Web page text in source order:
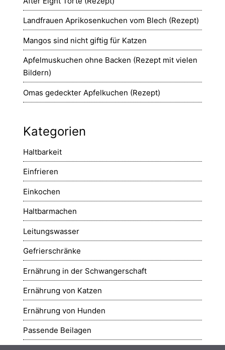
Landfrauen Aprikosenkuchen vom Blech (Rezept)
Mangos sind nicht giftig für Katzen
Apfelmuskuchen ohne Backen (Rezept mit vielen
Bildern)
Omas gedeckter Apfelkuchen (Rezept)
Kategorien
Haltbarkeit
Einfrieren
Einkochen
Haltbarmachen
Leitungswasser
Gefrierschränke
Ernährung in der Schwangerschaft
Ernährung von Katzen
Ernährung von Hunden
Passende Beilagen